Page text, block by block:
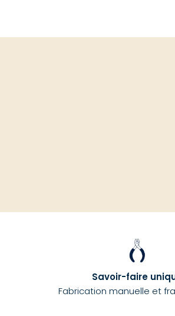
Savoir-faire
Fabrication manuelle et